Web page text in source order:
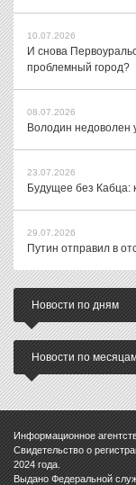
10.07.2026
И снова
проблемный город?
08.07.2026
Володин недоволен
23.07.2026
Будущее без Кабца:
29.07.2026
Путин отправил в
Новости по дням
Новости по
Информационное
Свидетельство о
2024 года.
Выдано Федеральной